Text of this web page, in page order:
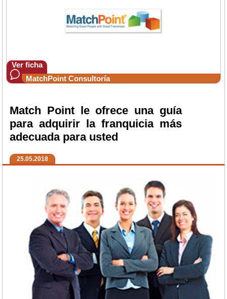
Ver ficha
MatchPoint Consultoría
Match Point le ofrece una guía
para adquirir la franquicia más
adecuada para usted
25.05.2018